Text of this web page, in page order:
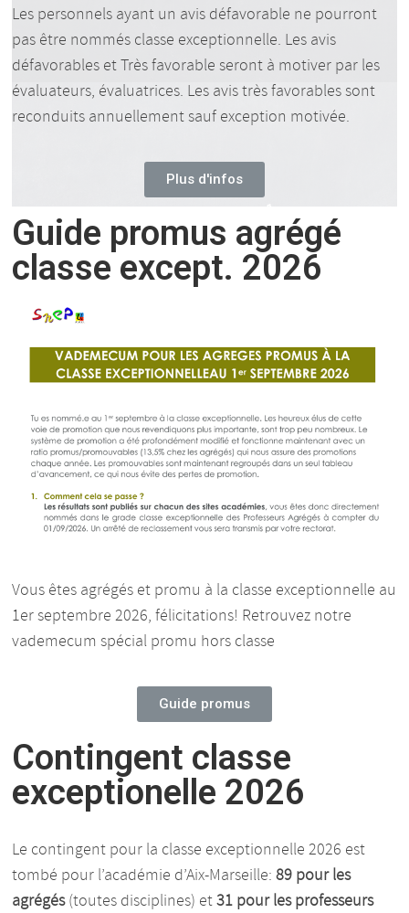
Les personnels ayant un avis défavorable ne pourront
pas être nommés classe exceptionnelle. Les avis
défavorables et Très favorable seront à motiver par les
évaluateurs, évaluatrices. Les avis très favorables sont
reconduits annuellement sauf exception motivée.
Plus d'infos
Guide promus agrégé
classe except. 2026
Vous êtes agrégés et promu à la classe exceptionnelle au
1er septembre 2026, félicitations! Retrouvez notre
vademecum spécial promu hors classe
Guide promus
Contingent classe
exceptionelle 2026
Le contingent pour la classe exceptionnelle 2026 est
tombé pour l’académie d’Aix-Marseille: 89 pour les
agrégés(toutes disciplines) et31 pour les professeurs